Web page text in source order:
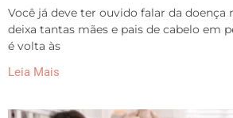
Você já deve ter ouvido falar da doença
deixa tantas mães e pais de cabelo em
é volta às
Leia Mais